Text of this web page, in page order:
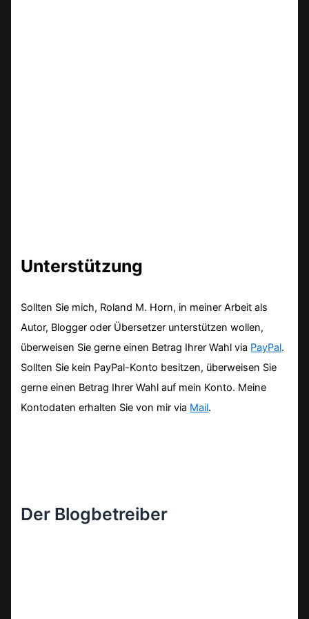
Unterstützung
Sollten Sie mich, Roland M. Horn, in meiner Arbeit als
Autor, Blogger oder Übersetzer unterstützen wollen,
überweisen Sie gerne einen Betrag Ihrer Wahl via PayPal.
Sollten Sie kein PayPal-Konto besitzen, überweisen Sie
gerne einen Betrag Ihrer Wahl auf mein Konto. Meine
Kontodaten erhalten Sie von mir via Mail.
Der Blogbetreiber